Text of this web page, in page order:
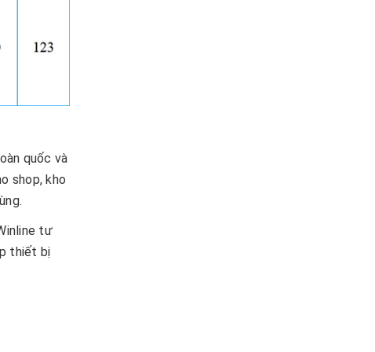
quốc và
shop, kho
tư
thiết bị